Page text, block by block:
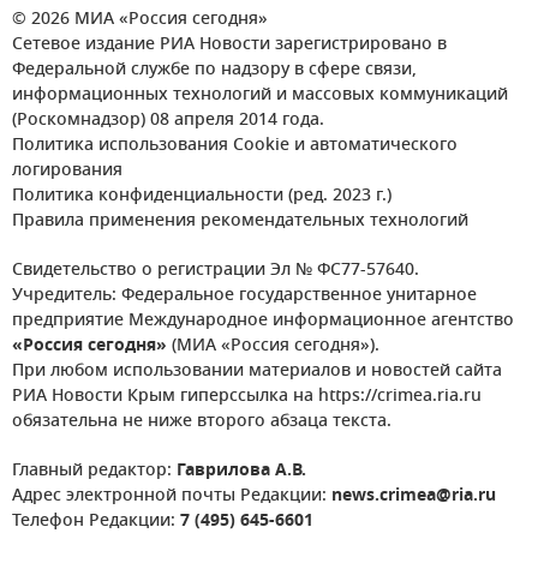
© 2026 МИА «Россия сегодня»
Сетевое издание РИА Новости зарегистрировано в
Федеральной службе по надзору в сфере связи,
информационных технологий и массовых коммуникаций
(Роскомнадзор) 08 апреля 2014 года.
Политика использования Cookie и автоматического
логирования
Политика конфиденциальности (ред. 2023 г.)
Правила применения рекомендательных технологий
Свидетельство о регистрации Эл № ФС77-57640.
Учредитель: Федеральное государственное унитарное
предприятие Международное информационное агентство
«Россия сегодня» (МИА «Россия сегодня»).
При любом использовании материалов и новостей сайта
РИА Новости Крым гиперссылка на https://crimea.ria.ru
обязательна не ниже второго абзаца текста.
Главный редактор: Гаврилова А.В.
Адрес электронной почты Редакции: news.crimea@ria.ru
Телефон Редакции: 7 (495) 645-6601